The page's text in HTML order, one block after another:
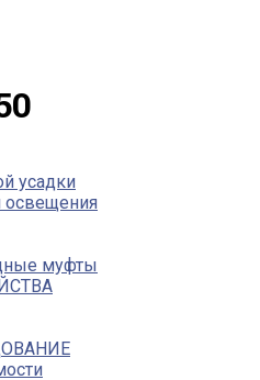
усадки
освещения
муфты